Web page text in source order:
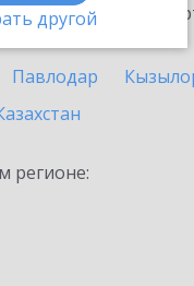
другой
Павлодар
регионе: